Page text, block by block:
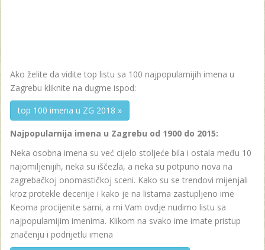
Ako želite da vidite top listu sa 100 najpopularnijih imena u
Zagrebu kliknite na dugme ispod:
top 100 imena u ZG 2018 »
Najpopularnija imena u Zagrebu od 1900 do 2015:
Neka osobna imena su već cijelo stoljeće bila i ostala među 10
najomiljenijih, neka su iščezla, a neka su potpuno nova na
zagrebačkoj onomastičkoj sceni. Kako su se trendovi mijenjali
kroz protekle decenije i kako je na listama zastupljeno ime
Keoma procijenite sami, a mi Vam ovdje nudimo listu sa
najpopularnijim imenima. Klikom na svako ime imate pristup
značenju i podrijetlu imena